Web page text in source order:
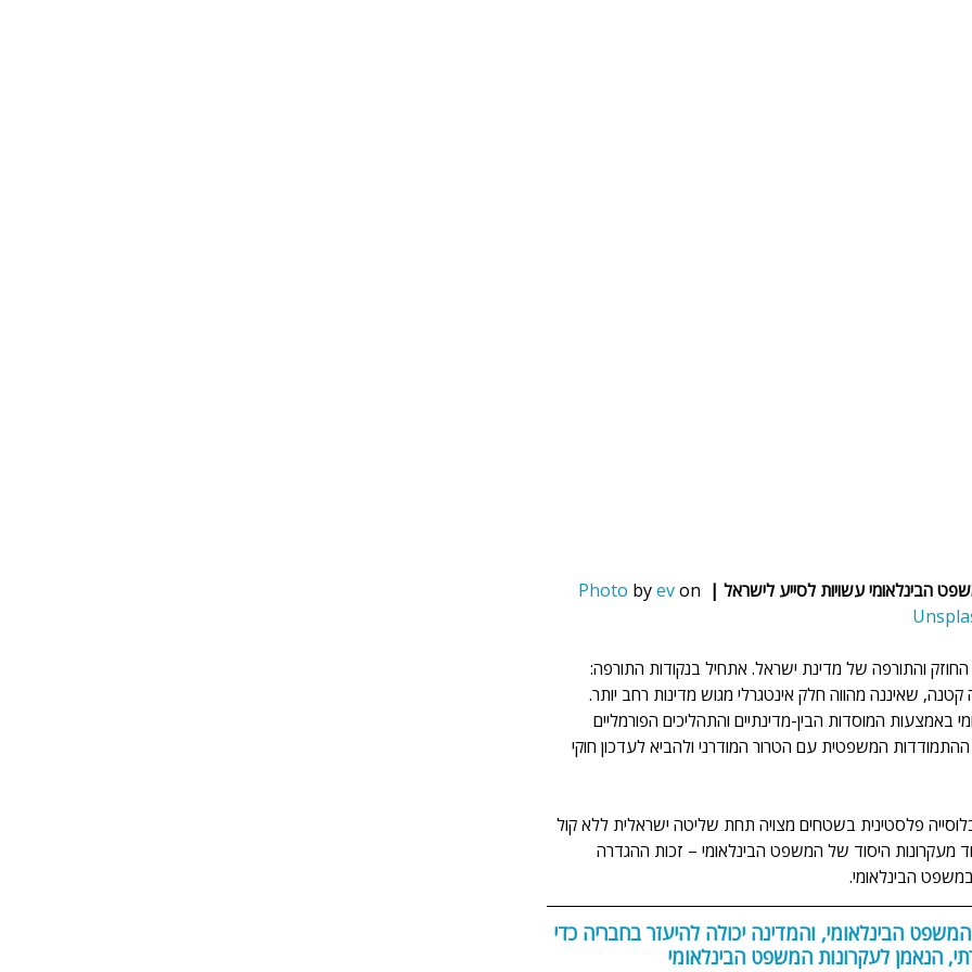
הבינלאומי עשויות לסייע לישראל | Photo by ev on
והתורפה של מדינת ישראל. אתחיל בנקודות התורפה:
שאיננה מהווה חלק אינטגרלי מגוש מדינות רחב יותר.
המוסדות הבין-מדינתיים והתהליכים הפורמליים
המשפטית עם הטרור המודרני ולהביא לעדכון חוקי
פלסטינית בשטחים מצויה תחת שליטה ישראלית ללא קול
היסוד של המשפט הבינלאומי – זכות ההגדרה
הבינלאומי.
הבינלאומי, והמדינה יכולה להיעזר בחבריה כדי
הנאמן לעקרונות המשפט הבינלאומי